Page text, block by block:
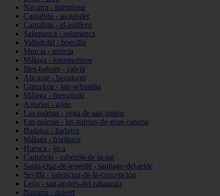
Navarra - pamplona
Cantabria - santander
Cantabria - el-astillero
Salamanca - salamanca
Valladolid - boecillo
Murcia - murcia
Málaga - torremolinos
Illes-balears - calvià
Alicante - benidorm
Gipuzkoa - san-sebastián
Málaga - fuengirola
Asturias - gijón
Las-palmas - vega-de-san-mateo
Las-palmas - las-palmas-de-gran-canaria
Badajoz - badajoz
Málaga - frigiliana
Huesca - jaca
Cantabria - cabezón-de-la-sal
Santa-cruz-de-tenerife - santiago-del-teide
Sevilla - valencina-de-la-concepción
León - san-andrés-del-rabanedo
Navarra - deierri